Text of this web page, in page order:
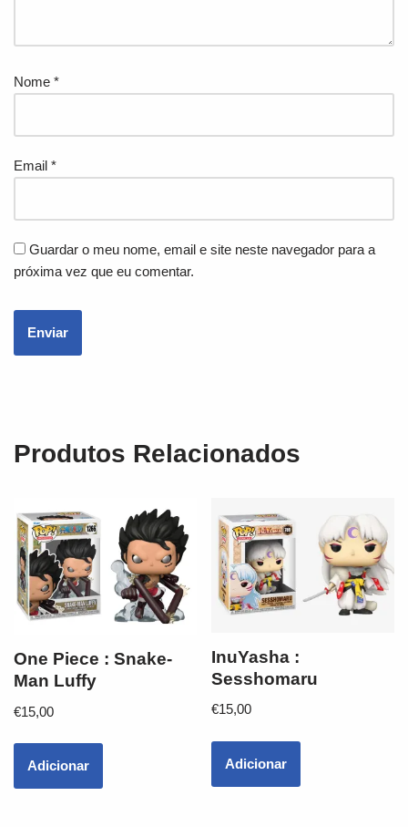
Nome *
Email *
Guardar o meu nome, email e site neste navegador para a
próxima vez que eu comentar.
Produtos Relacionados
One Piece : Snake-
Man Luffy
€15,00
Adicionar
InuYasha :
Sesshomaru
€15,00
Adicionar